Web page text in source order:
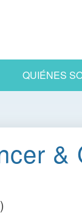
QUIÉNES